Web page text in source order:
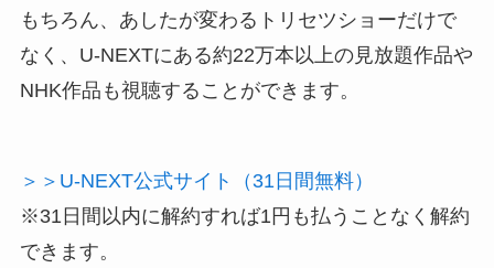
もちろん、あしたが変わるトリセツショーだけで
なく、U-NEXTにある約22万本以上の見放題作品や
NHK作品も視聴することができます。
＞＞U-NEXT公式サイト（31日間無料）
※31日間以内に解約すれば1円も払うことなく解約
できます。